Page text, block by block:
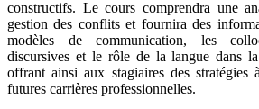
constructifs. Le cours comprendra une
gestion des conflits et fournira des
modèles de communication, les
discursives et le rôle de la langue dans
offrant ainsi aux stagiaires des
futures carrières professionnelles.